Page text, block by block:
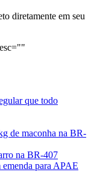
diretamente em seu
que todo
de maconha na BR-
na BR-407
para APAE